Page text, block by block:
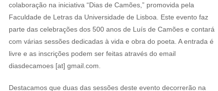
colaboração na iniciativa “Dias de Camões,” promovida pela
Faculdade de Letras da Universidade de Lisboa. Este evento faz
parte das celebrações dos 500 anos de Luís de Camões e contará
com várias sessões dedicadas à vida e obra do poeta. A entrada é
livre e as inscrições podem ser feitas através do email
diasdecamoes [at] gmail.com.
Destacamos que duas das sessões deste evento decorrerão na